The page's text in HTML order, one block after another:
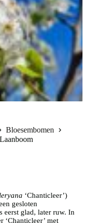
Bloesembomen
‘Chanticleer’)
gesloten
eerst glad, later ruw. In
‘Chanticleer’ met